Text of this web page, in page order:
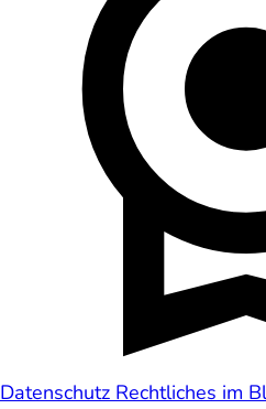
Datenschutz Rechtliches im